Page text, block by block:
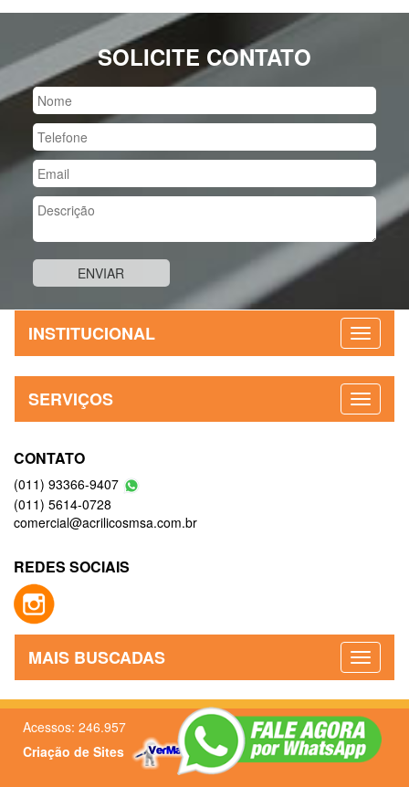
SOLICITE CONTATO
INSTITUCIONAL
SERVIÇOS
CONTATO
(011) 93366-9407
(011) 5614-0728
comercial@acrilicosmsa.com.br
REDES SOCIAIS
MAIS BUSCADAS
Acessos: 246.957
Criação de Sites
–Admin